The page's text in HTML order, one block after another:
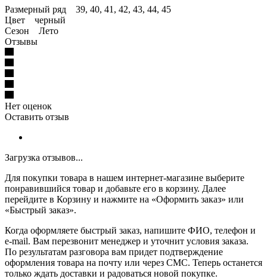
Размерный ряд 39, 40, 41, 42, 43, 44, 45
Цвет черный
Сезон Лето
Отзывы
Нет оценок
Оставить отзыв
Загрузка отзывов...
Для покупки товара в нашем интернет-магазине выберите
понравившийся товар и добавьте его в корзину. Далее
перейдите в Корзину и нажмите на «Оформить заказ» или
«Быстрый заказ».
Когда оформляете быстрый заказ, напишите ФИО, телефон и
e-mail. Вам перезвонит менеджер и уточнит условия заказа.
По результатам разговора вам придет подтверждение
оформления товара на почту или через СМС. Теперь останется
только ждать доставки и радоваться новой покупке.